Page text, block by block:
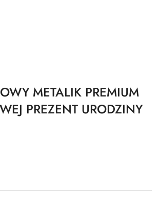
METALIK PREMIUM
PREZENT URODZINY